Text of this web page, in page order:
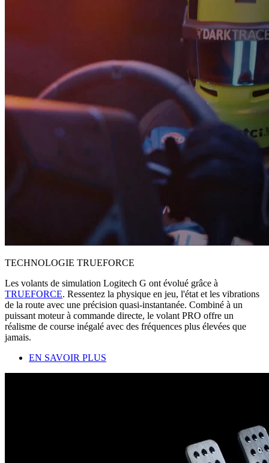
TECHNOLOGIE TRUEFORCE
Les volants de simulation Logitech G ont évolué grâce à
TRUEFORCE. Ressentez la physique en jeu, l'état et les vibrations
de la route avec une précision quasi-instantanée. Combiné à un
puissant moteur à commande directe, le volant PRO offre un
réalisme de course inégalé avec des fréquences plus élevées que
jamais.
EN SAVOIR PLUS